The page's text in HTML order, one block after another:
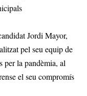
Jordi Mayor,
pel seu equip de
per la pandèmia, al
el seu compromís